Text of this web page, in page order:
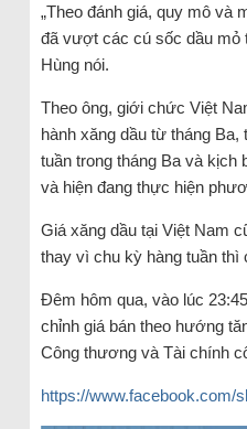
„Theo đánh giá, quy mô và
đã vượt các cú sốc dầu mỏ
Hùng nói.
Theo ông, giới chức Việt
hành xăng dầu từ tháng Ba,
tuần trong tháng Ba và kịch
và hiện đang thực hiện
Giá xăng dầu tại Việt Nam
thay vì chu kỳ hàng tuần thì
Đêm hôm qua, vào lúc
chỉnh giá bán theo hướng
Công thương và Tài chính
https://www.facebook.com/